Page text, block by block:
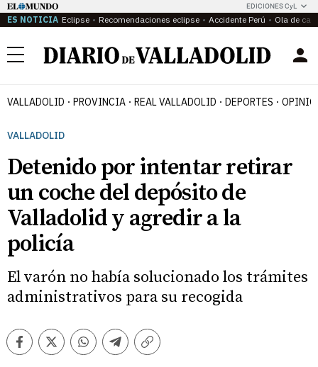
EDICIONES CyL
ES NOTICIA Eclipse Recomendaciones eclipse Accidente Perú Ola de
Menú
VALLADOLID PROVINCIA REAL VALLADOLID DEPORTES
VALLADOLID
Detenido por intentar retirar
un coche del depósito de
Valladolid y agredir a la
policía
El varón no había solucionado los trámites
administrativos para su recogida
FacebookTwitterWhatsappTelegramCopiar